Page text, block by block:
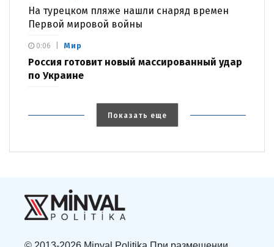
На турецком пляже нашли снаряд времен
Первой мировой войны
Мир
Россия готовит новый массированный удар
по Украине
0:06
Показать еще